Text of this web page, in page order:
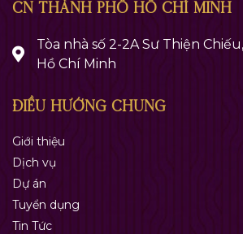
CN THÀNH PHỐ HỒ CHÍ MINH
Tòa nhà số 2-2A Sư Thiện
Hồ Chí Minh
ĐIỀU HƯỚNG CHUNG
Giới thiệu
Dịch vụ
Dự án
Tuyển dụng
Tin Tức